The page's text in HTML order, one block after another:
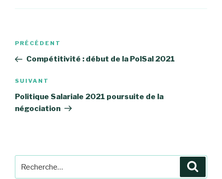
Navigation
l’article
Article
précédent
PRÉCÉDENT
Compétitivité : début de la PolSal 2021
Article
suivant
SUIVANT
Politique Salariale 2021 poursuite de la
négociation
pour